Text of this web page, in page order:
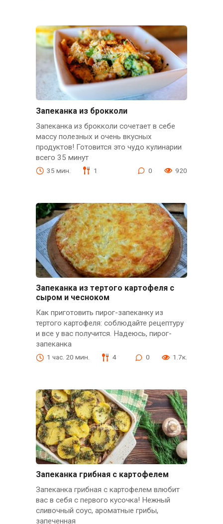
Запеканка из брокколи
Запеканка из брокколи сочетает в себе
массу полезных и очень вкусных
продуктов! Готовится это чудо кулинарии
всего 35 минут
35 мин. 1 0 920
Зaпeкaнкa из тeртого кaртофeля с
сыром и чeсноком
Как приготовить пирог-запеканку из
тертого картофеля: соблюдайте рецептуру
и все у вас получится. Надеюсь, пирог-
запеканка
1 час. 20 мин. 4 0 1.7к.
Запеканка грибная с картофелем
Запеканка грибная с картофелем влюбит
вас в себя с первого кусочка! Нежный
сливочный соус, ароматные грибы,
запеченная